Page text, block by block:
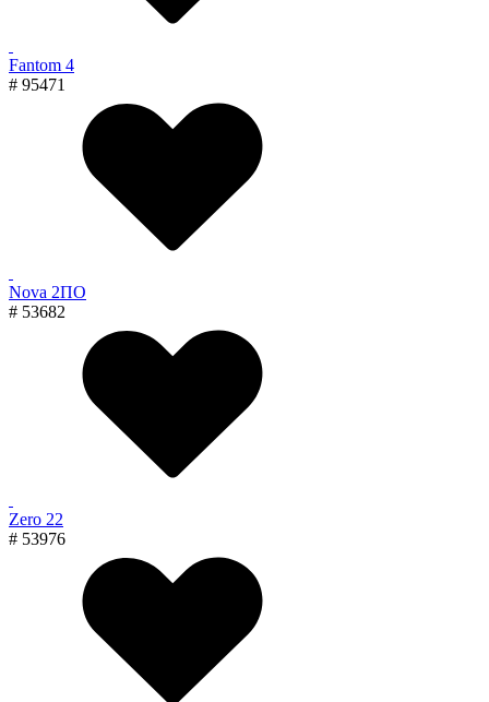
Fantom 4
# 95471
Nova 2ПО
# 53682
Zero 22
# 53976